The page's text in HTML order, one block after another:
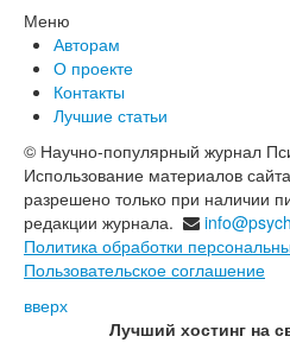
Меню
Авторам
О проекте
Контакты
Лучшие статьи
© Научно-популярный журнал
Использование материалов
разрешено только при наличии
редакции журнала.
Политика обработки
Пользовательское соглашение
вверх
Лучший хостинг на